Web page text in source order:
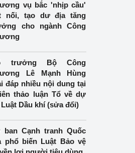
vụ bắc 'nhịp cầu'
nối, tạo dư địa tăng
cho ngành Công
trưởng Bộ Công
Lê Mạnh Hùng
đáp nhiều nội dung tại
thảo luận Tổ về dự
Luật Dầu khí (sửa đổi)
ban Cạnh tranh Quốc
phổ biến Luật Bảo vệ